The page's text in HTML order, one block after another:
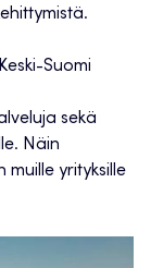
Suomi
sekä
Näin
muille yrityksille